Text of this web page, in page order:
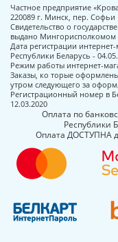
Частное предприятие
220089 г. Минск, пер. Софьи
Свидетельство о
выдано Мингорисполкомом
Дата регистрации
Республики Беларусь -
Режим работы интернет-
Заказы, ко торые
утром следующего за
Регистрационный номер в
12.03.2020
Оплата по
Республики
Оплата ДОСТУПНА